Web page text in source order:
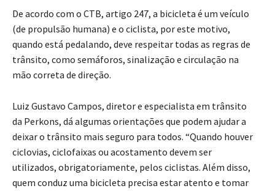
De acordo com o CTB, artigo 247, a bicicleta é um veículo
(de propulsão humana) e o ciclista, por este motivo,
quando está pedalando, deve respeitar todas as regras de
trânsito, como semáforos, sinalização e circulação na
mão correta de direção.
Luiz Gustavo Campos, diretor e especialista em trânsito
da Perkons, dá algumas orientações que podem ajudar a
deixar o trânsito mais seguro para todos. “Quando houver
ciclovias, ciclofaixas ou acostamento devem ser
utilizados, obrigatoriamente, pelos ciclistas. Além disso,
quem conduz uma bicicleta precisa estar atento e tomar